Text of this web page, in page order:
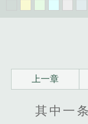
上一章
其中一